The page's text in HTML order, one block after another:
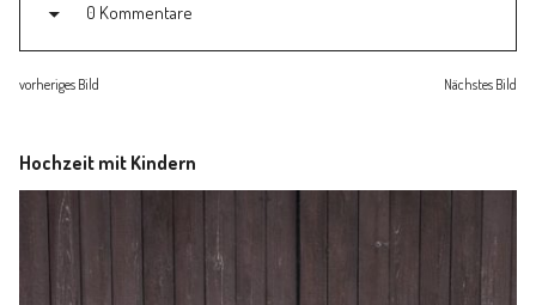
0 Kommentare
Nächstes Bild
vorheriges Bild
Hochzeit mit Kindern